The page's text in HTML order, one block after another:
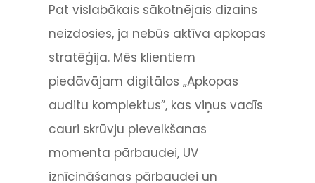
Pat vislabākais sākotnējais dizains
neizdosies, ja nebūs aktīva apkopas
stratēģija. Mēs klientiem
piedāvājam digitālos „Apkopas
auditu komplektus”, kas viņus vadīs
cauri skrūvju pievelkšanas
momenta pārbaudei, UV
iznīcināšanas pārbaudei un